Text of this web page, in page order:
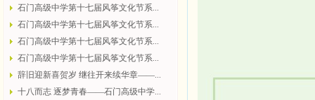
石门高级中学第十七届风筝文化节系...
石门高级中学第十七届风筝文化节系...
石门高级中学第十七届风筝文化节系...
石门高级中学第十七届风筝文化节系...
辞旧迎新喜贺岁 继往开来续华章——...
十八而志 逐梦青春——石门高级中学...